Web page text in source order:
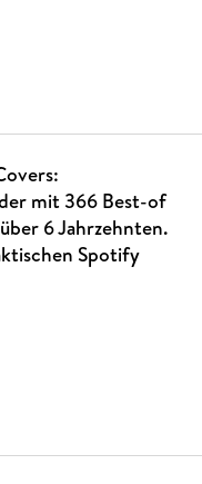
mit 366 Best-of
6 Jahrzehnten.
Spotify